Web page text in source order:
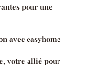
pour une
avec easyhome
votre allié pour